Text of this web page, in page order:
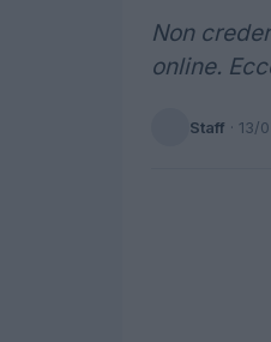
Non
online.
Staff · 13/